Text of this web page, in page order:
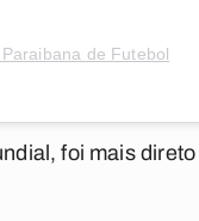
de Futebol
foi mais